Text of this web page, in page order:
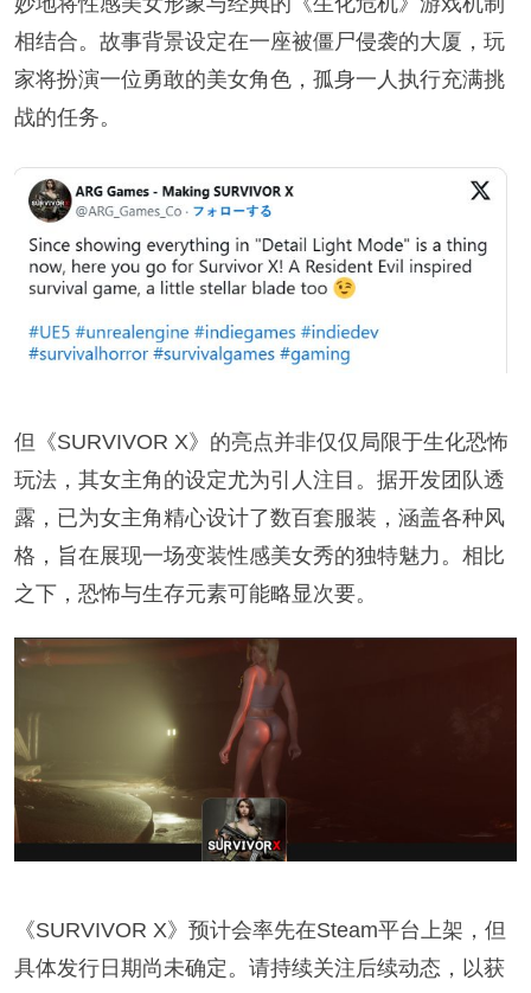
相结合。故事背景设定在一座被僵尸侵袭的大厦，玩
家将扮演一位勇敢的美女角色，孤身一人执行充满挑
战的任务。
但《SURVIVOR X》的亮点并非仅仅局限于生化恐怖
玩法，其女主角的设定尤为引人注目。据开发团队透
露，已为女主角精心设计了数百套服装，涵盖各种风
格，旨在展现一场变装性感美女秀的独特魅力。相比
之下，恐怖与生存元素可能略显次要。
《SURVIVOR X》预计会率先在Steam平台上架，但
具体发行日期尚未确定。请持续关注后续动态，以获